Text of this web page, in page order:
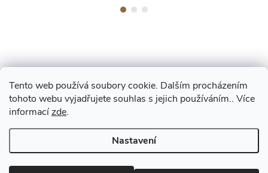
Tento web používá soubory cookie. Dalším procházením
tohoto webu vyjadřujete souhlas s jejich používáním.. Více
informacízde.
Nastavení
Z
á
pCopyright 2026www.vyrejeme.cz. Všechna práva vyhrazena.Upravit
nastavení cookies